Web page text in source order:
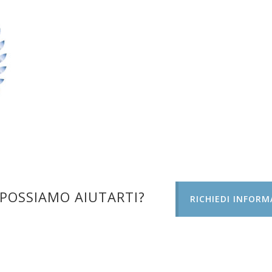
AIUTARTI? RICHIEDI